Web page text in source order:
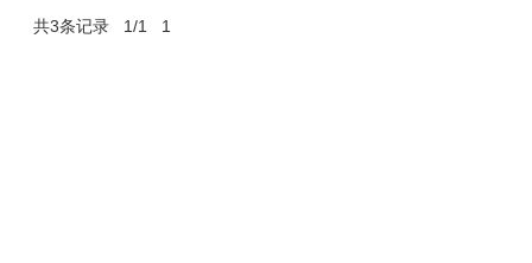
共3条记录 1/1 1